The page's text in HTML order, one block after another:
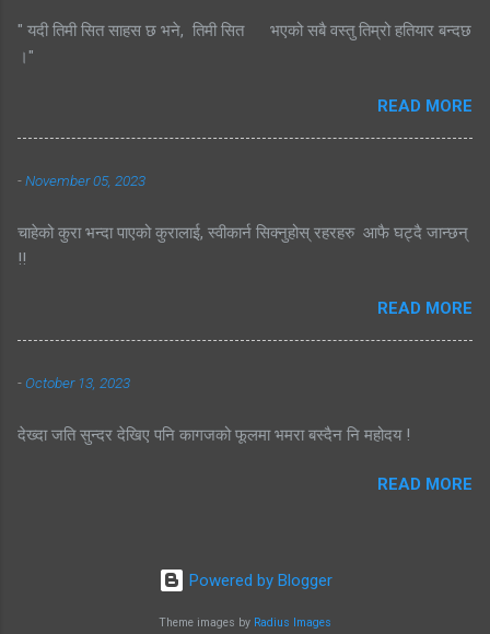
" यदी तिमी सित साहस छ भने, तिमी सित भएको सबै वस्तु तिम्रो हतियार बन्दछ
।"
READ MORE
-November 05, 2023
चाहेको कुरा भन्दा पाएको कुरालाई, स्वीकार्न सिक्नुहोस् रहरहरु आफै घट्दै जान्छन्
!!
READ MORE
-October 13, 2023
देख्दा जति सुन्दर देखिए पनि कागजको फूलमा भमरा बस्दैन नि महोदय !
READ MORE
Powered by Blogger
Theme images by Radius Images